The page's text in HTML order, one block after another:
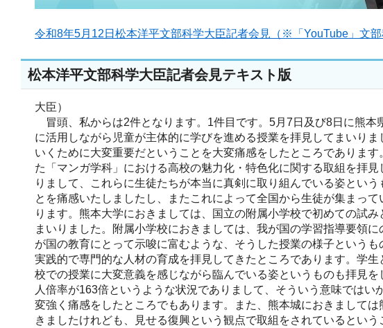
令和8年5月12日松本洋平文部科学大臣記者会見（※「YouTube」文部
松本洋平文部科学大臣記者会見テキスト版
大臣）
冒頭、私からは2件となります。1件目です。5月7日及び8日に熊
に活用しながら児童が主体的に学びを進める授業を拝見してまいり
いくために大変重要だということを大変痛感をしたところでありま
た「マンガ学科」における高校の魅力化・特色化に関する取組を拝
りまして、これらに生徒たちが本当に真剣に取り組んでいる姿とい
とを痛感いたしましたし、またこれによって全国から生徒が集まっ
ります。熊本大学におきましては、国立の附属小学校で初めての試
まいりました。附属小学校におきましては、我が国の学習指導要領
が国の教育にとって示唆に富むような、そうした授業の様子という
実践的で専門的な人材の育成を拝見してきたところであります。学
校での授業に大変意義を感じながら臨んでいる姿というものも拝見
人倍率が163倍というような状況でありまして、そういう意味では
変強く痛感をしたところでもあります。また、熊本城におきまして
きましたけれども、見せる復興という観点で取組をされているとい